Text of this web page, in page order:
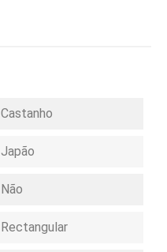
Castanho
Japão
Não
Rectangular